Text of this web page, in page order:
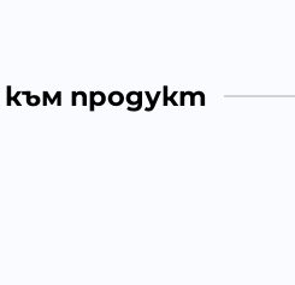
продукт